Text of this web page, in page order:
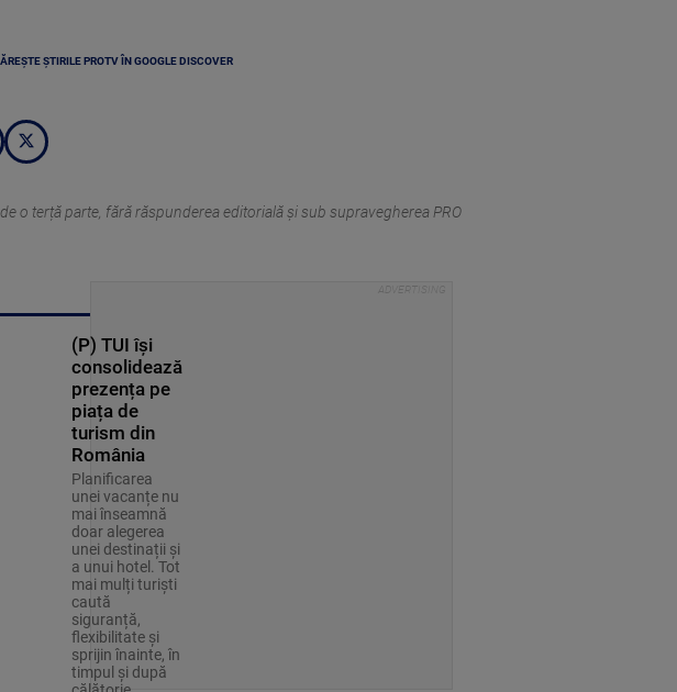
ȘTIRILE PROTV ÎN GOOGLE DISCOVER
o terță parte, fără răspunderea editorială şi sub supravegherea PRO
(P) TUI își
consolidează
prezența pe
piața de
turism din
România
Planificarea
unei vacanțe nu
mai înseamnă
doar alegerea
unei destinații și
a unui hotel. Tot
mai mulți turiști
caută
siguranță,
flexibilitate și
sprijin înainte, în
timpul și după